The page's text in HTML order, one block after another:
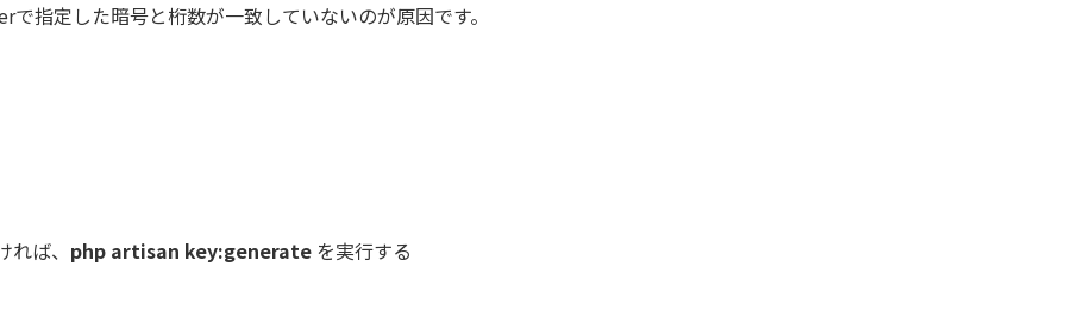
指定した暗号と桁数が一致していないのが原因です。
ば、 php artisan key:generate を実行する